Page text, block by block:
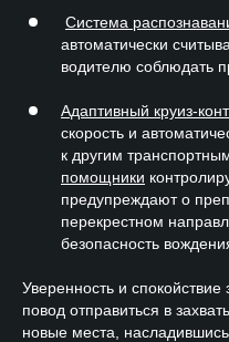
Система
автоматически
водителю соблюдать
Адаптивный круиз-
скорость и
к другим
помощники
предупреждают о
перекрестном
безопасность
Уверенность и
повод отправиться в
новые места,